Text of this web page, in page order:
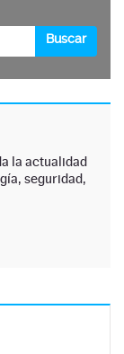
la actualidad
seguridad,